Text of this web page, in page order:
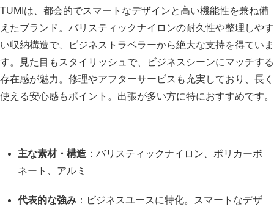
TUMIは、都会的でスマートなデザインと高い機能性を兼ね備
えたブランド。バリスティックナイロンの耐久性や整理しやす
い収納構造で、ビジネストラベラーから絶大な支持を得ていま
す。見た目もスタイリッシュで、ビジネスシーンにマッチする
存在感が魅力。修理やアフターサービスも充実しており、長く
使える安心感もポイント。出張が多い方に特におすすめです。
主な素材・構造 ：バリスティックナイロン、ポリカーボ
ネート、アルミ
代表的な強み ：ビジネスユースに特化。スマートなデザ